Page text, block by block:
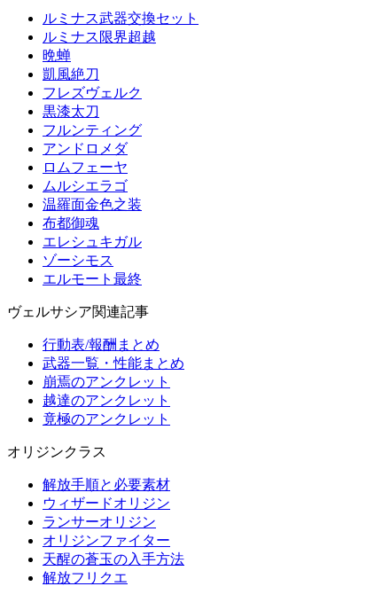
ルミナス武器交換セット
ルミナス限界超越
晩蝉
凱風絶刀
フレズヴェルク
黒漆太刀
フルンティング
アンドロメダ
ロムフェーヤ
ムルシエラゴ
温羅面金色之装
布都御魂
エレシュキガル
ゾーシモス
エルモート最終
ヴェルサシア関連記事
行動表/報酬まとめ
武器一覧・性能まとめ
崩焉のアンクレット
越達のアンクレット
竟極のアンクレット
オリジンクラス
解放手順と必要素材
ウィザードオリジン
ランサーオリジン
オリジンファイター
天醒の蒼玉の入手方法
解放フリクエ